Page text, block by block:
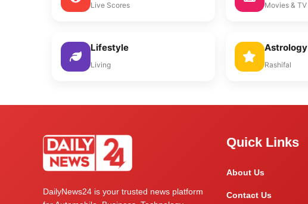
Live Scores Movies & TV
Lifestyle
Living
Astrology
Rashifal
DailyNews24 is your trusted news platform
Quick Links
About Us
Contact Us